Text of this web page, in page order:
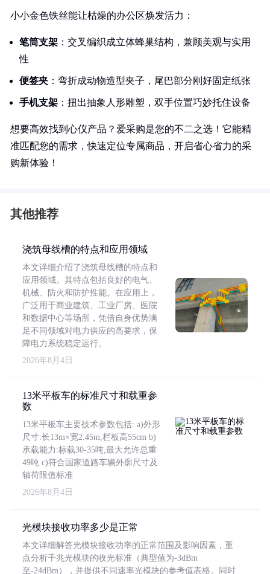
小小金色铁丝能让枯燥的办公区焕发活力：
笔筒支架 ：交叉编织成立体蜂巢结构，兼顾美观与实用
性
便签夹 ：弯折成动物造型夹子，尾巴部分刚好固定纸张
手机支架 ：扭出抽象人形雕塑，双手位置巧妙托住设备
想要高效找到心仪产品？爱采购是您的不二之选！它能精
准匹配您的需求，快速定位专属商品，开启省心省力的采
购新体验！
其他推荐
浇筑母线槽的特点和应用领域
本文详细介绍了浇筑母线槽的特点和
应用领域。其特点包括良好的电气、
机械、防火和防护性能。在应用上，
广泛用于商业建筑、工业厂房、医院
和数据中心等场所，凭借自身优势满
足不同领域对电力供应的高要求，保
障电力系统稳定运行。
2026年8月4日
13米平板车的标准尺寸和载重参
数
13米平板车主要技术参数包括: a)外形
尺寸:长13m×宽2.45m,栏板高55cm b)
承载能力:标载30-35吨,最大允许总重
49吨 c)符合国家道路车辆外廓尺寸及
轴荷限值标准
2026年8月4日
光模块接收功率多少是正常
本文详细解答光模块接收功率的正常范围及影响因素，重
点分析千兆光模块的收光标准（典型值为-3dBm
至-24dBm），并提供不同速率光模块的参考值表格。同时